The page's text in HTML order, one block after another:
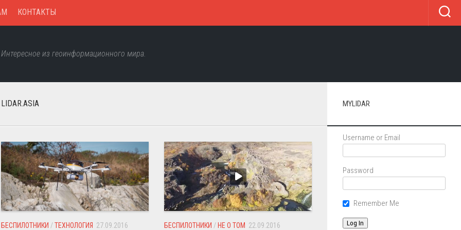
КОНТАКТЫ
Интересное из геоинформационного мира.
LIDAR.ASIA
БЕСПИЛОТНИКИ /ТЕХНОЛОГИЯ 27.09.2016 БЕСПИЛОТНИКИ / НЕ О ТОМ 22.09.2016
MYLIDAR
Username or Email
Password
Remember Me